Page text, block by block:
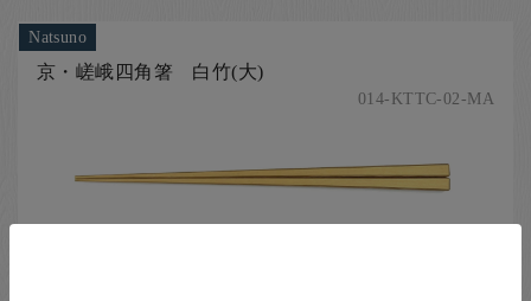
Natsuno
京・嵯峨四角箸 白竹(大)
014-KTTC-02-MA